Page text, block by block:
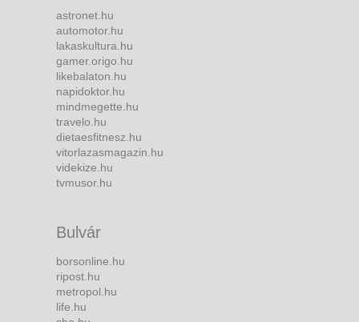
astronet.hu
automotor.hu
lakaskultura.hu
gamer.origo.hu
likebalaton.hu
napidoktor.hu
mindmegette.hu
travelo.hu
dietaesfitnesz.hu
vitorlazasmagazin.hu
videkize.hu
tvmusor.hu
Bulvár
borsonline.hu
ripost.hu
metropol.hu
life.hu